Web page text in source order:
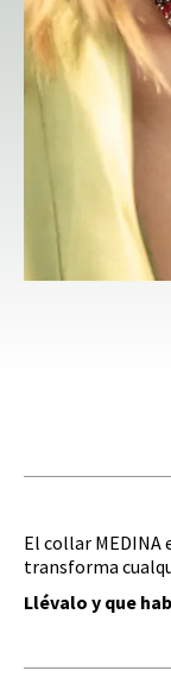
El collar MEDINA
transforma
Llévalo y que